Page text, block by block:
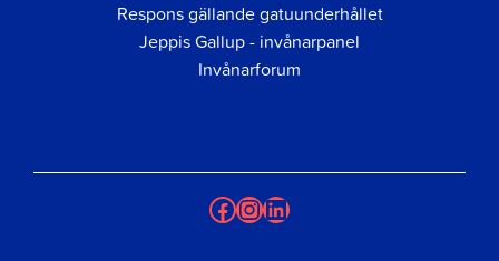
Respons gällande gatuunderhållet
Jeppis Gallup - invånarpanel
Invånarforum
Facebook
Instagram
LinkedIn